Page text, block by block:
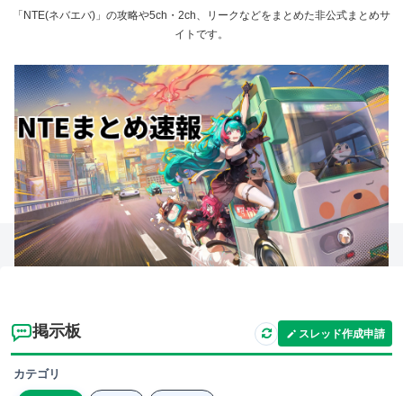
「NTE(ネバエバ)」の攻略や5ch・2ch、リークなどをまとめた非公式まとめサ
イトです。
掲示板 スレッド作成申請
カテゴリ